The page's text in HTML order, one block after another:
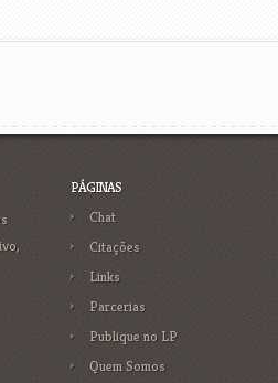
PÁGINAS
Chat
Citações
Links
Parcerias
Publique no LP
Quem Somos